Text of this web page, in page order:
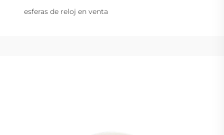
esferas de reloj en venta